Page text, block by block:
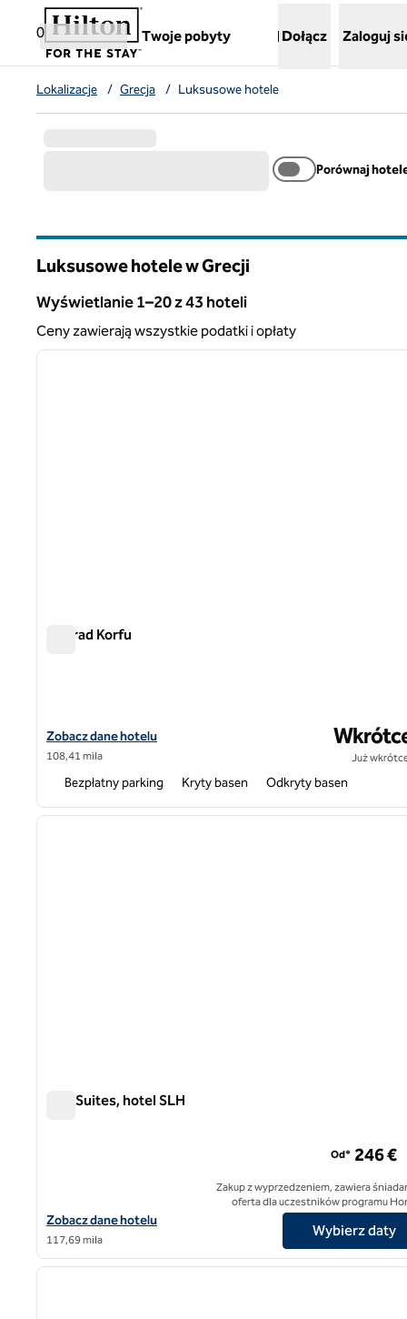
Przejdź do treści
0
Twoje pobyty
,otwiera nową kartę
Dołącz Zaloguj
Lokalizacje / Grecja / Luksusowe hotele
Porównaj
Luksusowe hotele w Grecji
Wyświetlanie 1–20 z 43 hoteli
Wyświetlanie 43 hotelu
Ceny zawierają wszystkie podatki i opłaty
1 z 12
Conrad Korfu
Zobacz szczegóły hotelu Conrad Corfu
Zobacz dane hotelu
108,41 mila Już
Bezpłatny parking Kryty basen Odkryty basen
1 z 12
A77 Suites, hotel SLH
Zobacz szczegóły hotelu A77 Suites, SLH Hotel
Zobacz dane hotelu
117,69 mila
Od* 246 €
Zakup z wyprzedzeniem, zawiera
oferta dla uczestników programu
Wybierz daty
1
1 z 13